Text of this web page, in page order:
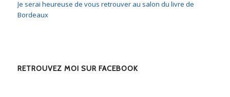
Je serai heureuse de vous retrouver au salon du livre de
Bordeaux
RETROUVEZ MOI SUR FACEBOOK